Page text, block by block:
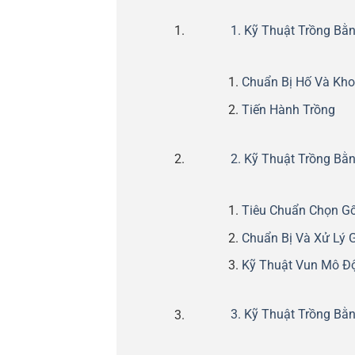
1. Kỹ Thuật Trồng
Chuẩn Bị Hố Và
Tiến Hành Trồng
2. Kỹ Thuật Trồng
Tiêu Chuẩn Chọn
Chuẩn Bị Và Xử Lý
Kỹ Thuật Vun Mô
3. Kỹ Thuật Trồng